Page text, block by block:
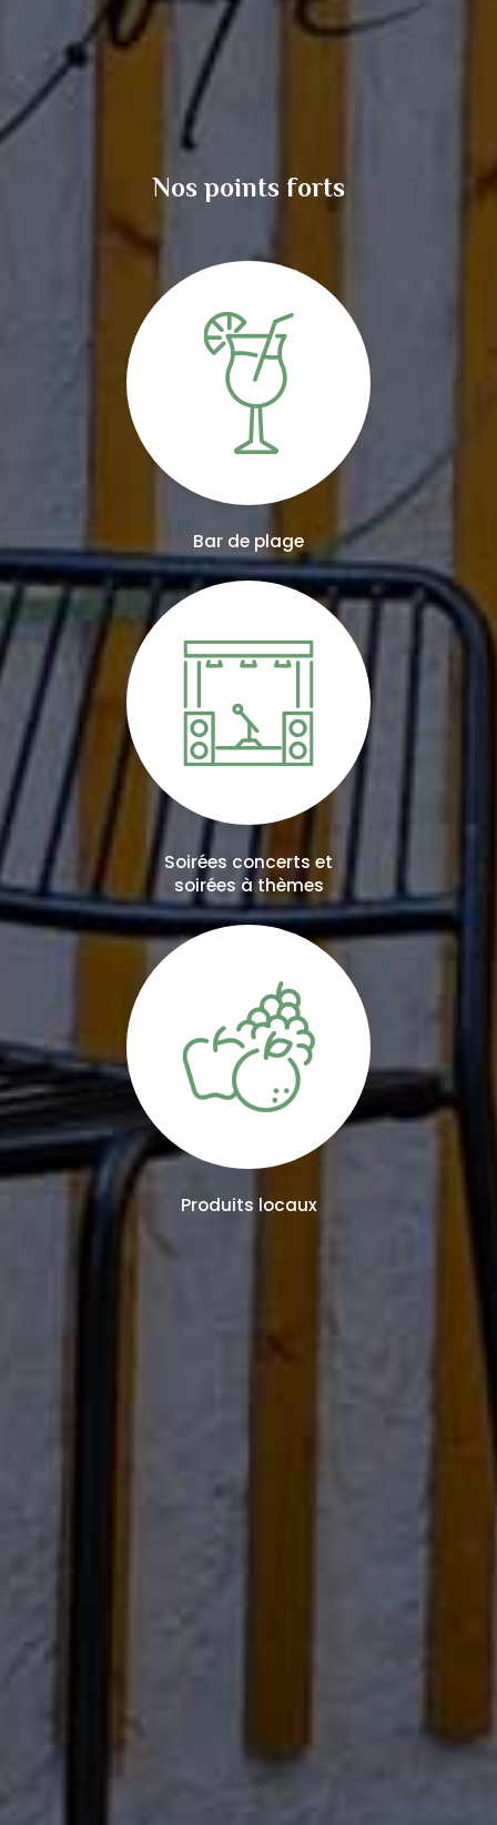
Nos points forts
Bar de plage
Soirées concerts et
soirées à thèmes
Produits locaux